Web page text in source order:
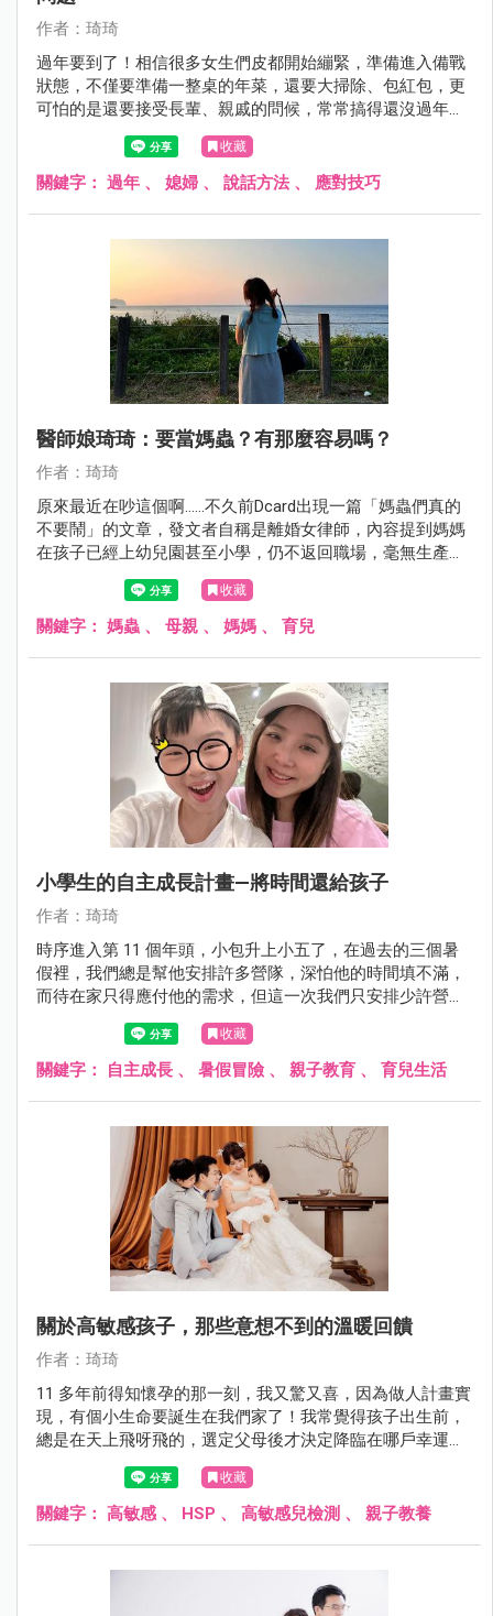
作者：琦琦
過年要到了！相信很多女生們皮都開始繃緊，準備進入備戰
狀態，不僅要準備一整桌的年菜，還要大掃除、包紅包，更
可怕的是還要接受長輩、親戚的問候，常常搞得還沒過年，
心情就開始焦慮起來。
收藏
關鍵字： 過年 、 媳婦 、 說話方法 、 應對技巧
醫師娘琦琦：要當媽蟲？有那麼容易嗎？
作者：琦琦
原來最近在吵這個啊……不久前Dcard出現一篇「媽蟲們真的
不要鬧」的文章，發文者自稱是離婚女律師，內容提到媽媽
在孩子已經上幼兒園甚至小學，仍不返回職場，毫無生產
力，只會花老公的錢，如同寄生蟲般，而且自認生孩子很了
不起。想想，要當「媽蟲」，有那麼容易嗎？
收藏
關鍵字： 媽蟲 、 母親 、 媽媽 、 育兒
小學生的自主成長計畫—將時間還給孩子
作者：琦琦
時序進入第 11 個年頭，小包升上小五了，在過去的三個暑
假裡，我們總是幫他安排許多營隊，深怕他的時間填不滿，
而待在家只得應付他的需求，但這一次我們只安排少許營隊
課程，大多時間跟著媽媽，讓他有機會多體驗一點生活，感
受日常生活的節奏。
收藏
關鍵字： 自主成長 、 暑假冒險 、 親子教育 、 育兒生活
關於高敏感孩子，那些意想不到的溫暖回饋
作者：琦琦
11 多年前得知懷孕的那一刻，我又驚又喜，因為做人計畫實
現，有個小生命要誕生在我們家了！我常覺得孩子出生前，
總是在天上飛呀飛的，選定父母後才決定降臨在哪戶幸運的
人家，而在 11 年前，小包出生了。
收藏
關鍵字： 高敏感 、 HSP 、 高敏感兒檢測 、 親子教養